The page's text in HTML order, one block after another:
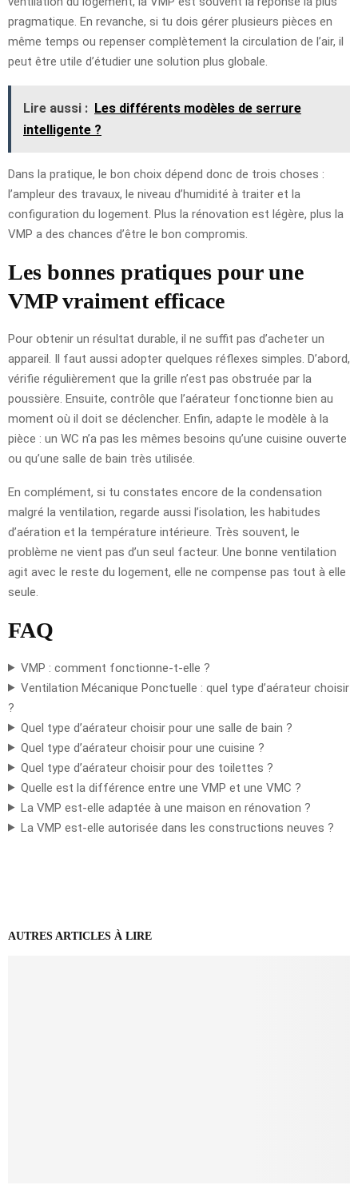
pragmatique. En revanche, si tu dois gérer plusieurs pièces en
même temps ou repenser complètement la circulation de l’air, il
peut être utile d’étudier une solution plus globale.
Lire aussi : Les différents modèles de serrure
intelligente ?
Dans la pratique, le bon choix dépend donc de trois choses :
l’ampleur des travaux, le niveau d’humidité à traiter et la
configuration du logement. Plus la rénovation est légère, plus la
VMP a des chances d’être le bon compromis.
Les bonnes pratiques pour une
VMP vraiment efficace
Pour obtenir un résultat durable, il ne suffit pas d’acheter un
appareil. Il faut aussi adopter quelques réflexes simples. D’abord,
vérifie régulièrement que la grille n’est pas obstruée par la
poussière. Ensuite, contrôle que l’aérateur fonctionne bien au
moment où il doit se déclencher. Enfin, adapte le modèle à la
pièce : un WC n’a pas les mêmes besoins qu’une cuisine ouverte
ou qu’une salle de bain très utilisée.
En complément, si tu constates encore de la condensation
malgré la ventilation, regarde aussi l’isolation, les habitudes
d’aération et la température intérieure. Très souvent, le
problème ne vient pas d’un seul facteur. Une bonne ventilation
agit avec le reste du logement, elle ne compense pas tout à elle
seule.
FAQ
VMP : comment fonctionne-t-elle ?
Ventilation Mécanique Ponctuelle : quel type d’aérateur choisir
?
Quel type d’aérateur choisir pour une salle de bain ?
Quel type d’aérateur choisir pour une cuisine ?
Quel type d’aérateur choisir pour des toilettes ?
Quelle est la différence entre une VMP et une VMC ?
La VMP est-elle adaptée à une maison en rénovation ?
La VMP est-elle autorisée dans les constructions neuves ?
AUTRES ARTICLES À LIRE